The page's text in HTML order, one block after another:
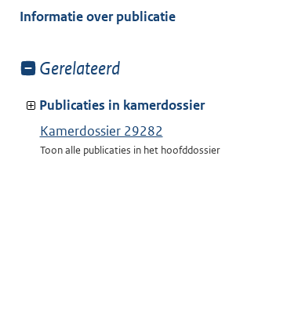
van:
Informatie over publicatie
Toon
van:
Gerelateerd
Publicaties in kamerdossier
Kamerdossier 29282
Toon alle publicaties in het hoofddossier